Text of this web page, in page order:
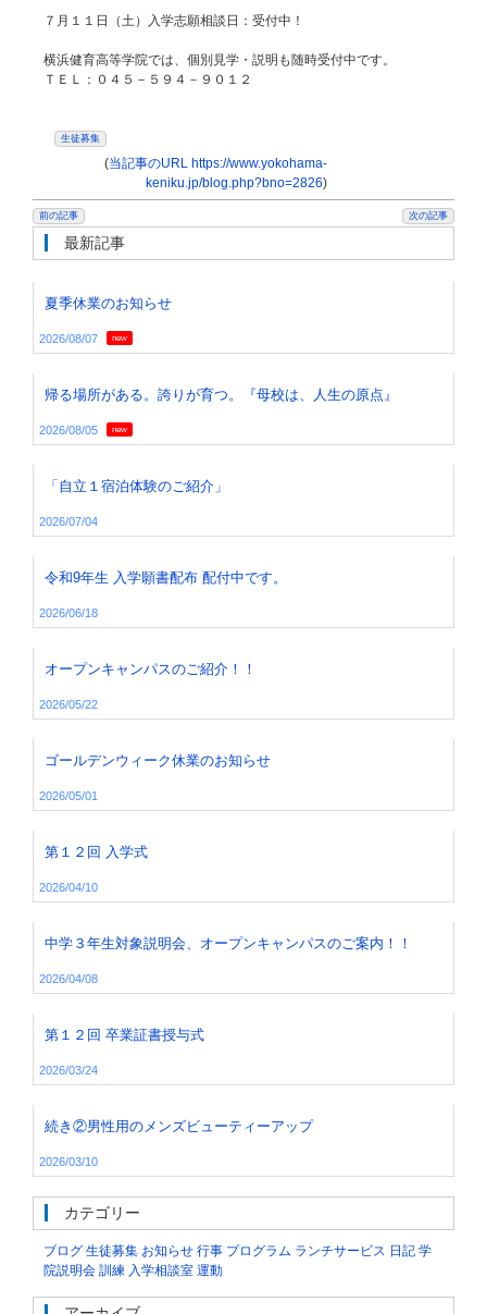
７月１１日（土）入学志願相談日：受付中！
横浜健育高等学院では、個別見学・説明も随時受付中です。
ＴＥＬ：０４５－５９４－９０１２
生徒募集
(当記事のURL https://www.yokohama-
keniku.jp/blog.php?bno=2826)
前の記事 次の記事
最新記事
夏季休業のお知らせ
2026/08/07 new
帰る場所がある。誇りが育つ。『母校は、人生の原点』
2026/08/05 new
「自立１宿泊体験のご紹介」
2026/07/04
令和9年生 入学願書配布 配付中です。
2026/06/18
オープンキャンパスのご紹介！！
2026/05/22
ゴールデンウィーク休業のお知らせ
2026/05/01
第１２回 入学式
2026/04/10
中学３年生対象説明会、オープンキャンパスのご案内！！
2026/04/08
第１２回 卒業証書授与式
2026/03/24
続き②男性用のメンズビューティーアップ
2026/03/10
カテゴリー
ブログ 生徒募集 お知らせ 行事 プログラム ランチサービス 日記 学
院説明会 訓練 入学相談室 運動